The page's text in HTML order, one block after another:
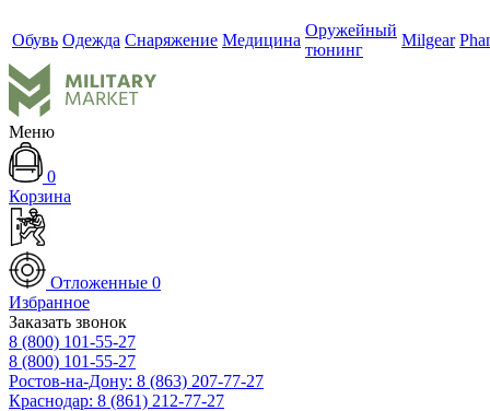
Обувь Одежда Снаряжение Медицина
Оружейный
тюнинг
Milgear
Меню
0
Корзина
Отложенные 0
Избранное
Заказать звонок
8 (800) 101-55-27
8 (800) 101-55-27
Ростов-на-Дону: 8 (863) 207-77-27
Краснодар: 8 (861) 212-77-27